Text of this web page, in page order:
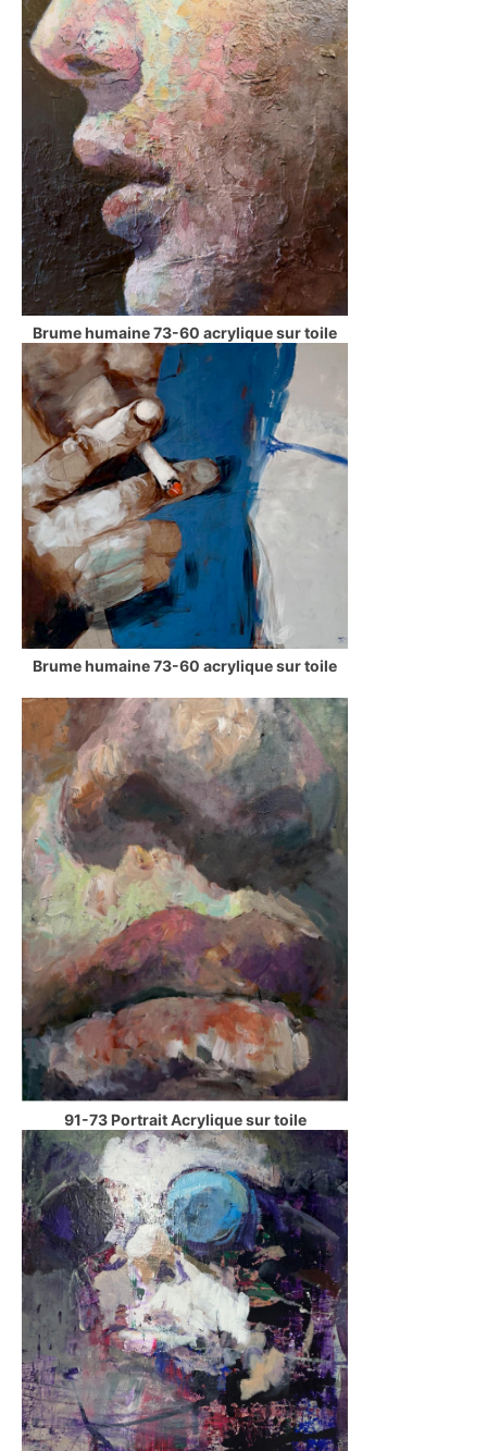
Brume humaine 73-60 acrylique sur toile
Brume humaine 73-60 acrylique sur toile
91-73 Portrait Acrylique sur toile